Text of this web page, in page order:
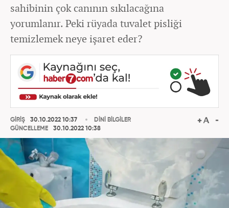
sahibinin çok canının sıkılacağına
yorumlanır. Peki rüyada tuvalet pisliği
temizlemek neye işaret eder?
GİRİŞ
30.10.2022 10:37
GÜNCELLEME
30.10.2022 10:38
DİNİ BİLGİLER